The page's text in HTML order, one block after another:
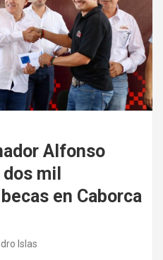
Alfonso
mil
en Caborca
Islas